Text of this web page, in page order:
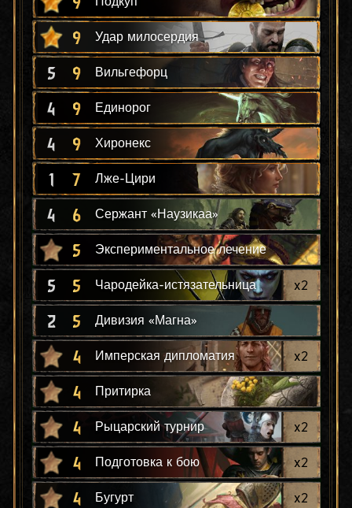
9 Удар милосердия
5 9 Вильгефорц
4 9 Единорог
4 9 Хиронекс
1 7 Лже-Цири
4 6 Сержант «Наузикаа»
5 Экспериментальное лечение
5 5 Чародейка-истязательница x2
2 5 Дивизия «Магна»
4 Имперская дипломатия x2
4 Притирка
4 Рыцарский турнир x2
4 Подготовка к бою x2
4 Бугурт x2